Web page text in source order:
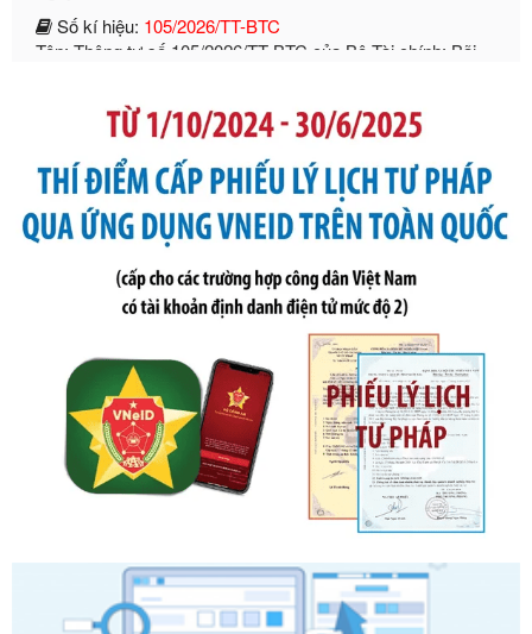
phạt vi phạm hành chính trong lĩnh vực kho bạc nhà nước
Tên: Nghị định số 291/2026/NĐ-CP của Chính phủ: Sửa
đổi, bổ sung một số điều của Nghị định số 125/2020/NĐ-СР
ngày 19 tháng 10 năm 2020 của Chính phủ quy định xử
phạt vi phạm hành chính về thuế, hóa đơn được sửa đổi, bổ
sung bởi Nghị định số 102/2021/NĐ-CP
Ngày ban hành: 20/07/2026
Số kí hiệu:2303/QĐ-UBND
Tên: Quyết định công bố Danh mục thủ tục hành chính mới
ban hành, được sửa đổi, bổ sung, bị bãi bỏ và phê duyệt
Quy trình nội bộ, quy trình điện tử giải quyết thủ tục hành
chính trong một số lĩnh vực thuộc phạm vi chức năng quản
lý của Sở Văn hóa, Thể tha
Ngày ban hành: 01/06/2026
Số kí hiệu:2304/QĐ-UBND
Tên: Quyết định công bố Danh mục thủ tục hành chính
được sửa đổi, bổ sung và phê duyệt Quy trình nội bộ, quy
trình điện tử giải quyết thủ tục hành chính trong lĩnh vực Du
lịch thuộc phạm vi chức năng quản lý của Sở Văn hóa, Thể
thao và Du lịch
Ngày ban hành: 01/06/2026